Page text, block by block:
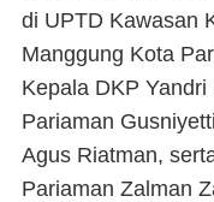
di UPTD Kawasan
Manggung Kota
Kepala DKP
Pariaman
Agus Riatman,
Pariaman Zalman